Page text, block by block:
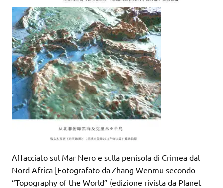
Affacciato sul Mar Nero e sulla penisola di Crimea dal
Nord Africa [Fotografato da Zhang Wenmu secondo
“Topography of the World” (edizione rivista da Planet